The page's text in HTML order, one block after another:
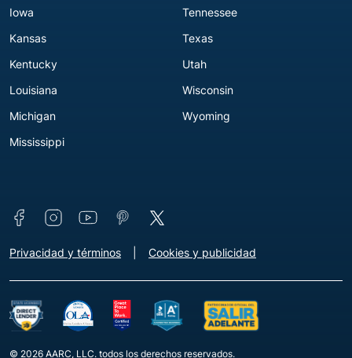
Iowa
Kansas
Kentucky
Louisiana
Michigan
Mississippi
Tennessee
Texas
Utah
Wisconsin
Wyoming
Connect with us
Footer - Extra Links [v3]
Privacidad y términos Cookies y publicidad
© 2026 AARC, LLC. todos los derechos reservados.